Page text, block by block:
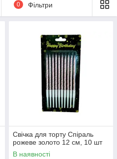
0 Фільтри
Свічка для торту Спіраль
рожеве золото 12 см, 10 шт
В наявності